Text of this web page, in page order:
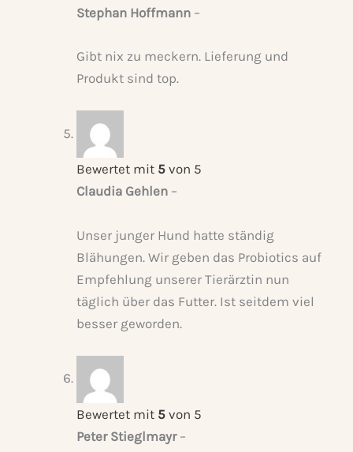
Stephan Hoffmann –
Gibt nix zu meckern. Lieferung und
Produkt sind top.
Bewertet mit 5 von 5
Claudia Gehlen –
Unser junger Hund hatte ständig
Blähungen. Wir geben das Probiotics auf
Empfehlung unserer Tierärztin nun
täglich über das Futter. Ist seitdem viel
besser geworden.
Bewertet mit 5 von 5
Peter Stieglmayr –